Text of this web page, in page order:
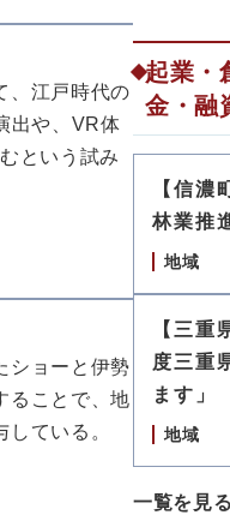
、江戸時代の
出や、VR体
という試み
ショーと伊勢
ることで、地
ている。
起業・
金・融
【信濃
林業推
地域
【三重
度三重
ます」
地域
一覧を見